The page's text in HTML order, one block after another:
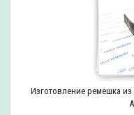
Изготовление ремешка